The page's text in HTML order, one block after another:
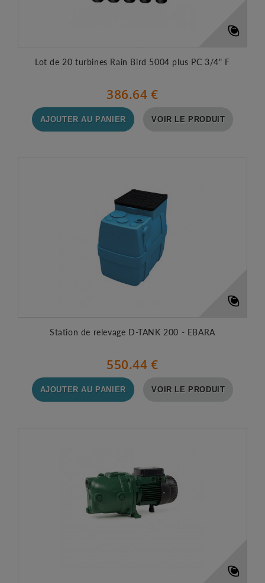
Lot de 20 turbines Rain Bird 5004 plus PC 3/4" F
386.64 €
AJOUTER AU PANIER VOIR LE PRODUIT
Station de relevage D-TANK 200 - EBARA
550.44 €
AJOUTER AU PANIER VOIR LE PRODUIT